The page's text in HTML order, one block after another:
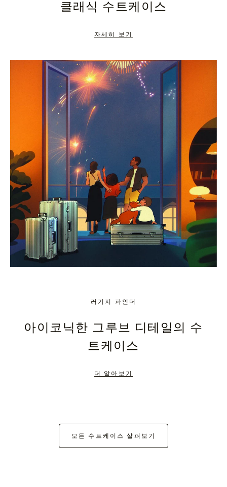
TO
UNMUTE
클래식 수트케이스
자세히 보기
러기지 파인더
아이코닉한 그루브 디테일의 수
트케이스
더 알아보기
모든 수트케이스 살펴보기